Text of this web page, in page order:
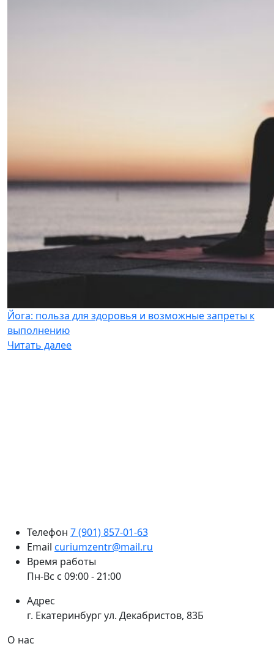
Йога: польза для здоровья и возможные запреты к
выполнению
Читать далее
Телефон 7 (901) 857-01-63
Email curiumzentr@mail.ru
Время работы
Пн-Вс с 09:00 - 21:00
Адрес
г. Екатеринбургул. Декабристов, 83Б
О нас